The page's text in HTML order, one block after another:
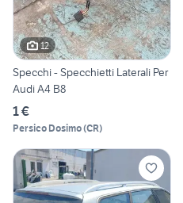
12
Specchi - Specchietti Laterali Per
Audi A4 B8
1 €
Persico Dosimo(CR)